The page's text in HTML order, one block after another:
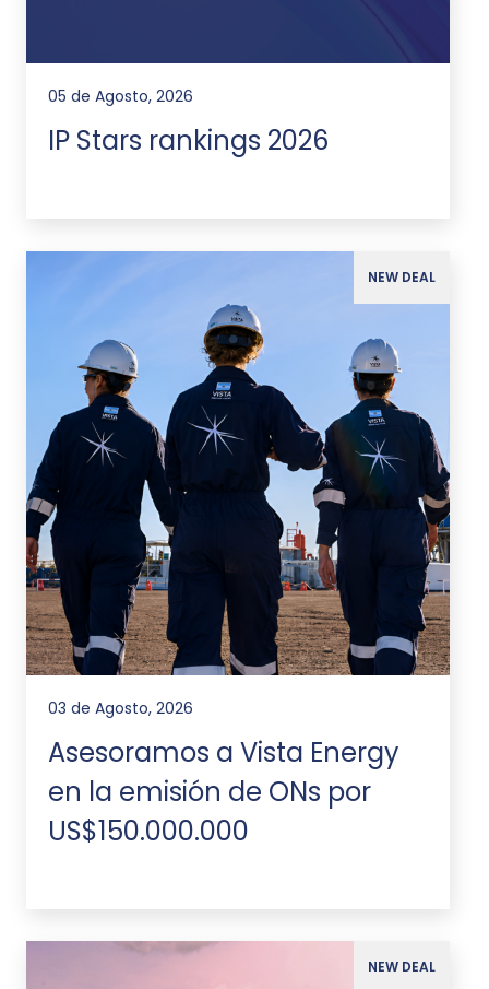
05 de Agosto, 2026
IP Stars rankings 2026
NEW DEAL
03 de Agosto, 2026
Asesoramos a Vista Energy
en la emisión de ONs por
US$150.000.000
NEW DEAL